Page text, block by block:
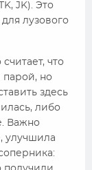
JK). Это
лузового
что
парой, но
здесь
либо
Важно
улучшила